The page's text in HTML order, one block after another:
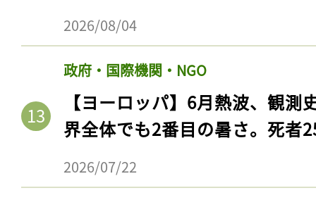
2026/08/04
政府・国際機関・NGO
【ヨーロッパ】6月熱波、観
界全体でも2番目の暑さ。死者
2026/07/22